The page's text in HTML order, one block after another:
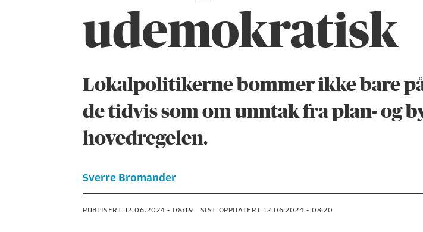
udemokratisk
Lokalpolitikerne bommer ikke bare
de tidvis som om unntak fra plan- og
hovedregelen.
Sverre Bromander
PUBLISERT 12.06.2024 - 08:19 SIST OPPDATERT 12.06.2024 - 08:20